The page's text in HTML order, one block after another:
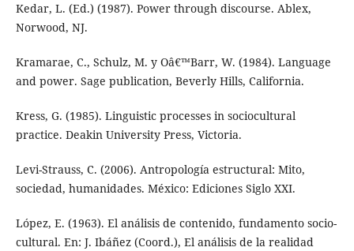
Kedar, L. (Ed.) (1987). Power through discourse. Ablex,
Norwood, NJ.
Kramarae, C., Schulz, M. y Oâ€™Barr, W. (1984). Language
and power. Sage publication, Beverly Hills, California.
Kress, G. (1985). Linguistic processes in sociocultural
practice. Deakin University Press, Victoria.
Levi-Strauss, C. (2006). Antropología estructural: Mito,
sociedad, humanidades. México: Ediciones Siglo XXI.
López, E. (1963). El análisis de contenido, fundamento socio-
cultural. En: J. Ibáñez (Coord.), El análisis de la realidad